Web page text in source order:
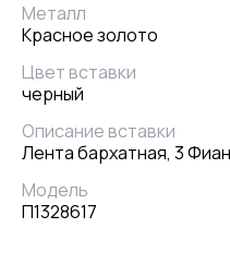
Металл
Красное золото
Цвет вставки
черный
Описание вставки
Лента бархатная, 3
Модель
П1328617